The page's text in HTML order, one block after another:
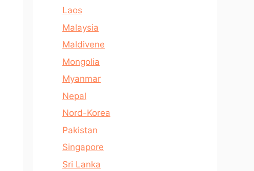
Laos
Malaysia
Maldivene
Mongolia
Myanmar
Nepal
Nord-Korea
Pakistan
Singapore
Sri Lanka